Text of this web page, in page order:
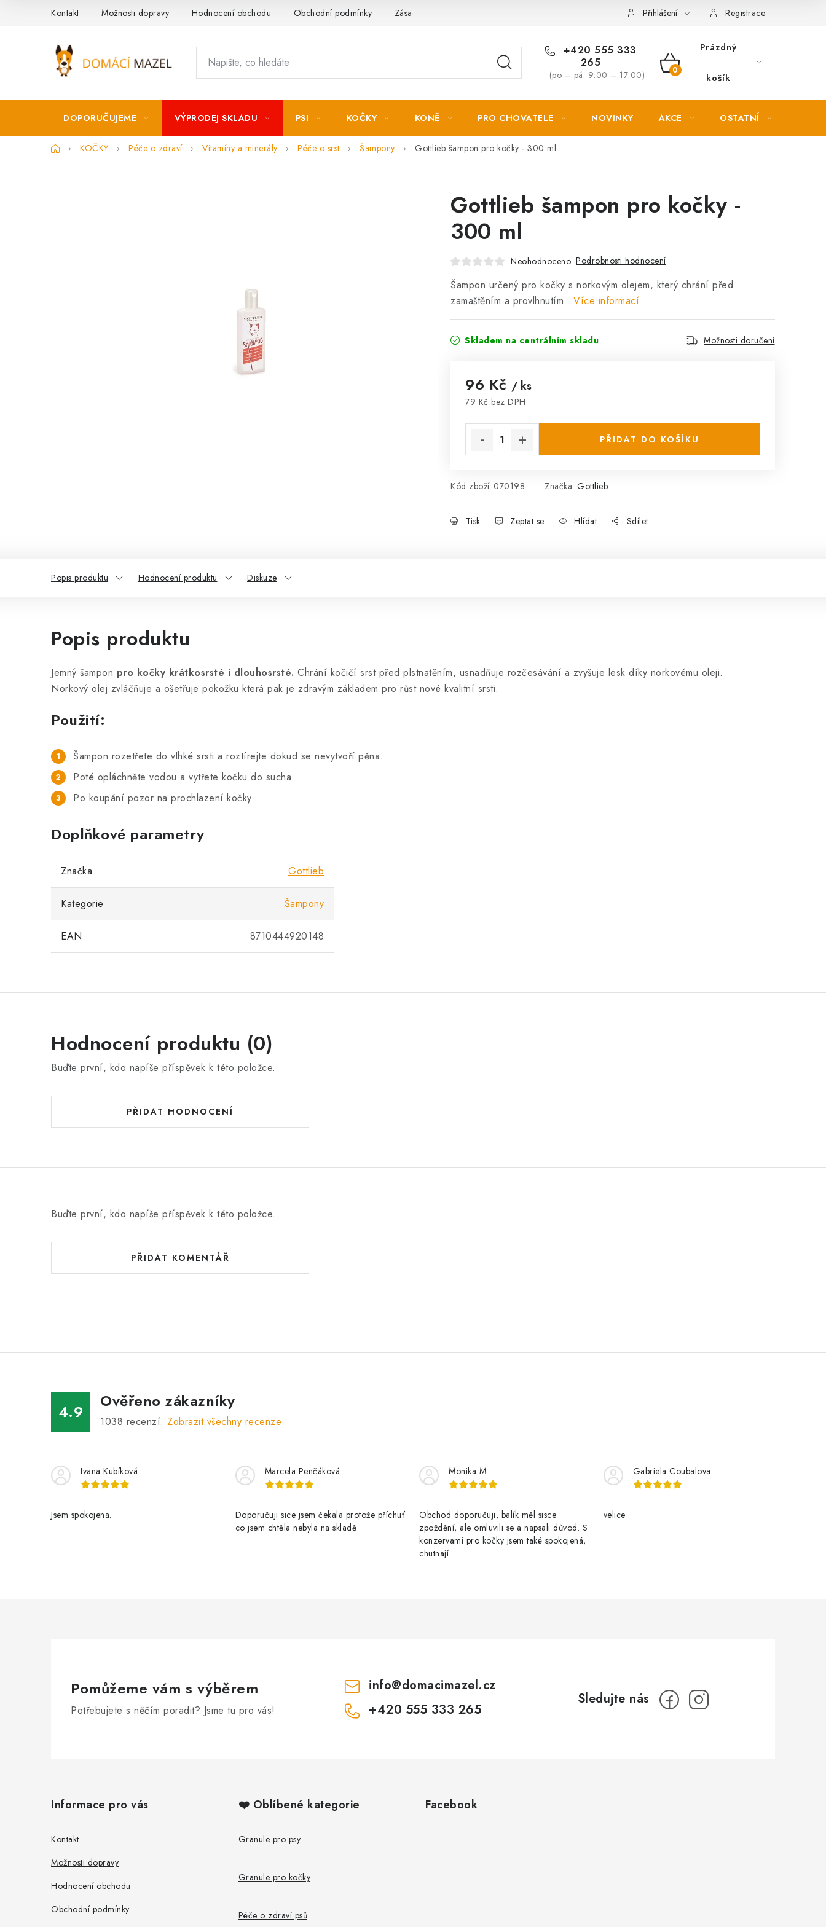
Kontakt Možnosti dopravy Hodnocení obchodu Obchodní podmínky Zásady zpracování osobních údajů Přihlášení Registrace
+420 555 333
265
(po – pá: 9:00 – 17:00)
NÁKUPNÍ
Prázdný
košík
DOPORUČUJEME VÝPRODEJ SKLADU PSI KOČKY KONĚ PRO CHOVATELE NOVINKY AKCE OSTATNÍ
DomůKOČKY Péče o zdraví Vitamíny a minerály Péče o srst Šampony Gottlieb šampon pro kočky - 300 ml
Gottlieb šampon pro kočky -
300 ml
Neohodnoceno Podrobnosti hodnocení
Šampon určený pro kočky s norkovým olejem, který chrání před
zamaštěním a provlhnutím. Více informací
Skladem na centrálním skladu Možnosti doručení
96 Kč / ks
79 Kč bez DPH
PŘIDAT DO KOŠÍKU
Kód zboží: 070198 Značka: Gottlieb
Tisk Zeptat se Hlídat Sdílet
Popis produktu Hodnocení produktu Diskuze
Popis produktu
Jemný šampon pro kočky krátkosrsté i dlouhosrsté. Chrání kočičí srst před plstnatěním, usnadňuje rozčesávání a zvyšuje lesk díky norkovému oleji.
Norkový olej zvláčňuje a ošetřuje pokožku která pak je zdravým základem pro růst nové kvalitní srsti.
Použití:
Šampon rozetřete do vlhké srsti a roztírejte dokud se nevytvoří pěna.
Poté opláchněte vodou a vytřete kočku do sucha.
Po koupání pozor na prochlazení kočky
Doplňkové parametry
Značka Gottlieb
Kategorie Šampony
EAN 8710444920148
Hodnocení produktu (0)
Buďte první, kdo napíše příspěvek k této položce.
PŘIDAT HODNOCENÍ
Buďte první, kdo napíše příspěvek k této položce.
PŘIDAT KOMENTÁŘ
4.9
Ověřeno zákazníky
1038 recenzí. Zobrazit všechny recenze
Ivana Kubíková
Jsem spokojena.
Marcela Penčáková
Doporučuji sice jsem čekala protože příchuť
co jsem chtěla nebyla na skladě
Monika M.
Obchod doporučuji, balík měl sisce
zpoždění, ale omluvili se a napsali důvod. S
konzervami pro kočky jsem také spokojená,
chutnají.
Gabriela Coubalova
velice
Pomůžeme vám s výběrem
Potřebujete s něčím poradit? Jsme tu pro vás!
info@domacimazel.cz
+420 555 333 265
Informace pro vás
Kontakt
Možnosti dopravy
Hodnocení obchodu
Obchodní podmínky
❤️ Oblíbené kategorie
Granule pro psy
Granule pro kočky
Péče o zdraví psů
Facebook